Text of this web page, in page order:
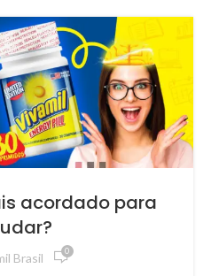
acordado para
Brasil 0